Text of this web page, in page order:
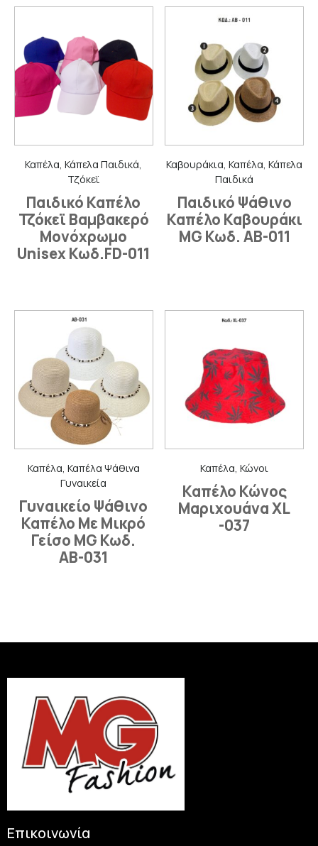
Καπέλα, Κάπελα Παιδικά,
Τζόκεϊ
Παιδικό Καπέλο
Τζόκεϊ Βαμβακερό
Μονόχρωμο
Unisex Κωδ.FD-011
Καβουράκια, Καπέλα, Κάπελα
Παιδικά
Παιδικό Ψάθινο
Καπέλο Καβουράκι
MG Κωδ. ΑΒ-011
Καπέλα, Καπέλα Ψάθινα
Γυναικεία
Γυναικείο Ψάθινο
Καπέλο Με Μικρό
Γείσο MG Κωδ.
ΑΒ-031
Καπέλα, Κώνοι
Καπέλο Κώνος
Μαριχουάνα XL
-037
Επικοινωνία